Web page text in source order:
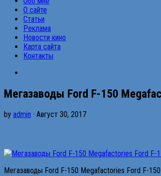
О сайте
Статьи
Реклама
Новости кино
Карта сайта
Контакты
Мегазаводы Ford F-150
by admin · Август 30, 2017
Мегазаводы Ford F-150 Megafactories Ford F-